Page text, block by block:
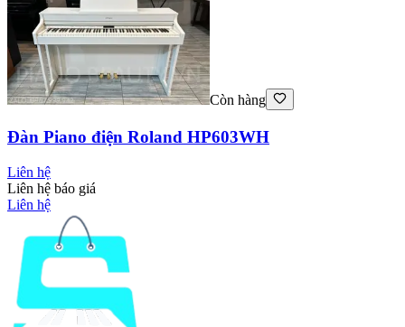
Còn hàng
Đàn Piano điện Roland HP603WH
Liên hệ
Liên hệ báo giá
Liên hệ